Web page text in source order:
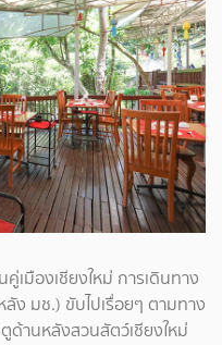
เมืองเชียงใหม่ การเดินทาง
ง มช.) ขับไปเรื่อยๆ ตามทาง
ตูด้านหลังสวนสัตว์เชียงใหม่